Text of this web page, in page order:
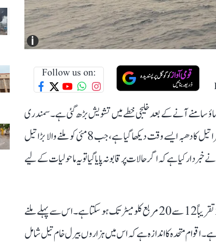
i
Follow us on:
آنے کے بعد خلیجی خطے میں تشویش بڑھ گئی ہے۔ سمندری
نگرانی کرنے والی کمپنی ’ونڈورڈ اے آئی‘ کے مطابق یہ دوسرا تیل کا دھبہ ایسے وقت دیکھا گیا ہے، جب 8 مئی کو ملنے والا بڑا تیل
کیا ہے کہ اگر حالات پر قابو نہ پایا گیا تو یہ ماحولیات کے لیے
نیا تیل رساؤ اتوار کی صبح تقریباً 11 بجے دیکھا گیا۔ اس کا پھیلاؤ تقریباً 12 سے 20 مربع کلومیٹر تک ہو سکتا ہے۔ اس سے پہلے ملنے
میں پھیلا ہوا ہے۔ اقوام متحدہ کا اندازہ ہے کہ اس میں ہزاروں بیرل خام تیل شامل